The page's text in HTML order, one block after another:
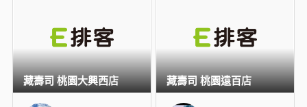
藏壽司 桃園大興西店 藏壽司 桃園遠百店